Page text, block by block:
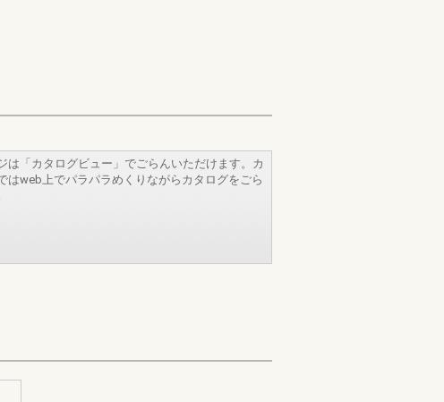
は「カタログビュー」でごらんいただけます。カ
はweb上でパラパラめくりながらカタログをごら